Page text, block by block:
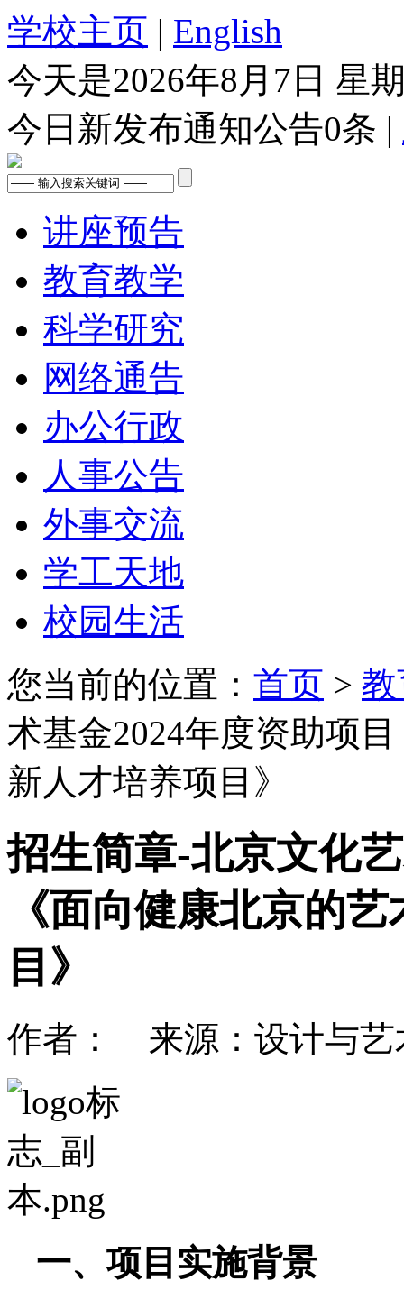
学校主页 | English
今天是2026年8月7日 星
今日新发布通知公告0条 |
讲座预告
教育教学
科学研究
网络通告
办公行政
人事公告
外事交流
学工天地
校园生活
您当前的位置： 首页 >
术基金2024年度资助项
新人才培养项目》
招生简章-北京文化
《面向健康北京的
目》
作者： 来源：设计与艺
一、 项目实施背景